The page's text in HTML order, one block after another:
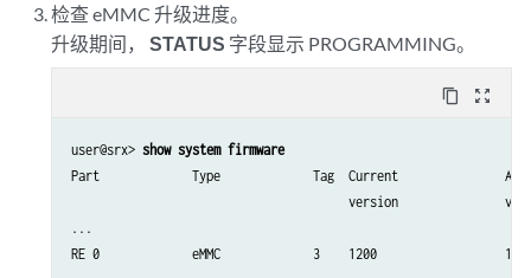
检查 eMMC 升级进度。
升级期间，STATUS 字段显示 PROGRAMMING。
content_copy zoom_out_map
user@srx> show system firmware
Part             Type             Tag  Current
version
...
RE 0             eMMC             3    1200                  1201